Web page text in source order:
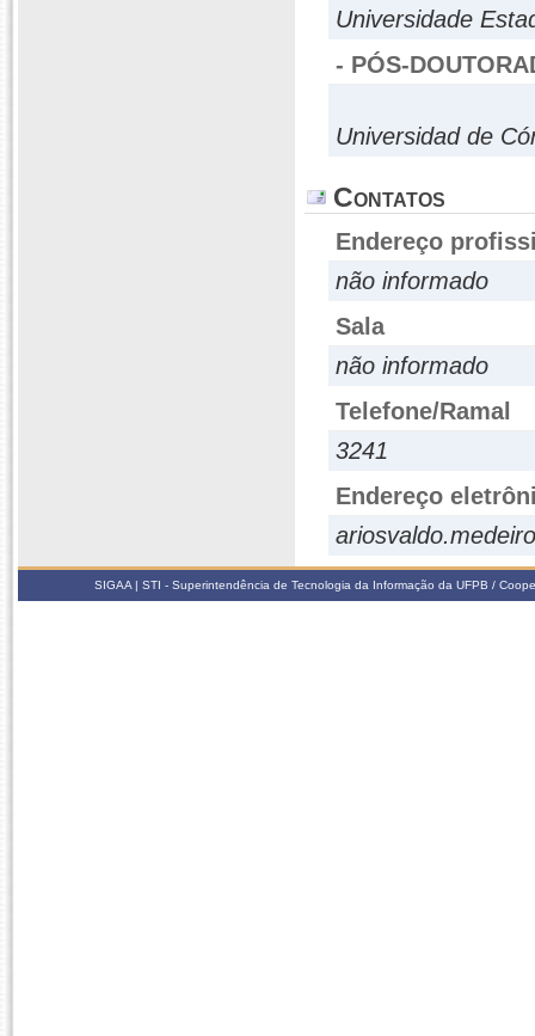
Universidade
- PÓS-
Universidad de
Contatos
Endereço
não informado
Sala
não informado
Telefone/Ramal
3241
Endereço
SIGAA | STI - Superintendência de Tecnologia da Informação da UFPB /